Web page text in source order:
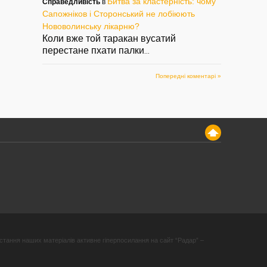
Справедливість в
Сапожніков і Сторонський не лобіюють
Нововолинську лікарню?
Коли вже той таракан вусатий
перестане пхати палки
Попередні коментарі »
наших матеріалів активне гіперпосилання на сайт “Радар” –